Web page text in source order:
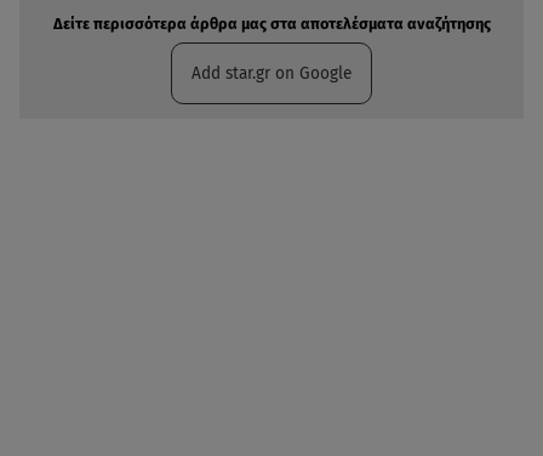
Δείτε περισσότερα άρθρα μας στα αποτελέσματα αναζήτησης
Add star.gr on Google